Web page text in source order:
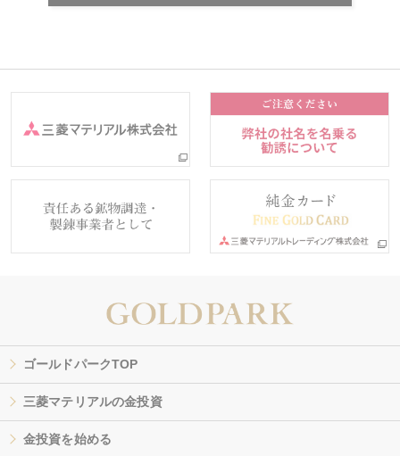
ゴールドパークTOP
三菱マテリアルの金投資
金投資を始める